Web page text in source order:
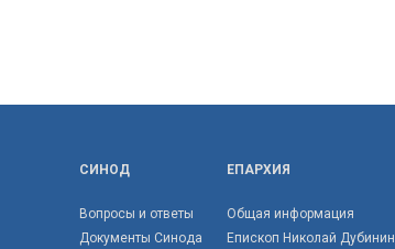
СИНОД
Вопросы и ответы
Документы Синода
ЕПАРХИЯ
Общая информация
Епископ Николай Дубинин